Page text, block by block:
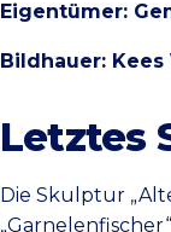
Eigentümer:
Bildhauer: Kees
Letztes
Die Skulptur